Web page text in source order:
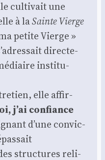
culti­vait une
à laSainte Vierge
petite Vierge »
direc­te­
ins­ti­tu­
elle affir­
j’ai confiance
d’une convic­
struc­tures reli­